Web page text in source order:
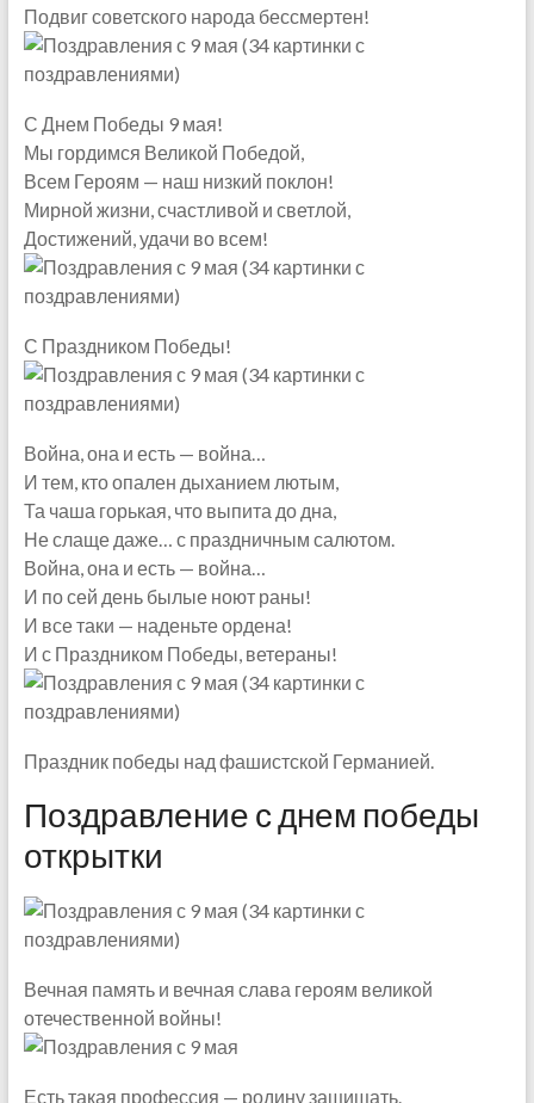
Подвиг советского народа бессмертен!
С Днем Победы 9 мая!
Мы гордимся Великой Победой,
Всем Героям — наш низкий поклон!
Мирной жизни, счастливой и светлой,
Достижений, удачи во всем!
С Праздником Победы!
Война, она и есть — война…
И тем, кто опален дыханием лютым,
Та чаша горькая, что выпита до дна,
Не слаще даже… с праздничным салютом.
Война, она и есть — война…
И по сей день былые ноют раны!
И все таки — наденьте ордена!
И с Праздником Победы, ветераны!
Праздник победы над фашистской Германией.
Поздравление с днем победы
открытки
Вечная память и вечная слава героям великой
отечественной войны!
Есть такая профессия — родину защищать.